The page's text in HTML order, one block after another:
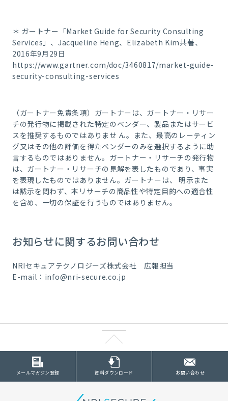
＊ ガートナー「Market Guide for Security Consulting
Services」、Jacqueline Heng、Elizabeth Kim共著、
2016年9月29日
https://www.gartner.com/doc/3460817/market-guide-
security-consulting-services
（ガートナー免責条項）ガートナーは、ガートナー・リサー
チの発行物に掲載された特定のベンダー、製品またはサービ
スを推奨するものではありませ ん。また、最高のレーティン
グ又はその他の評価を得たベンダーのみを選択するように助
言するものではありません。ガートナー・リサーチの発行物
は、ガートナー・リサーチの見解を表したものであり、事実
を表現したものではありません。ガートナーは、 明示また
は黙示を問わず、本リサーチの商品性や特定目的への適合性
を含め、一切の保証を行うものではありません。
お知らせに関するお問い合わせ
NRIセキュアテクノロジーズ株式会社 広報担当
E-mail：info@nri-secure.co.jp
メールマガジン登録 資料ダウンロード お問い合わせ